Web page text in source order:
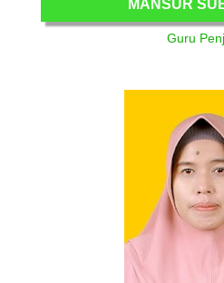
MANSUR
Guru